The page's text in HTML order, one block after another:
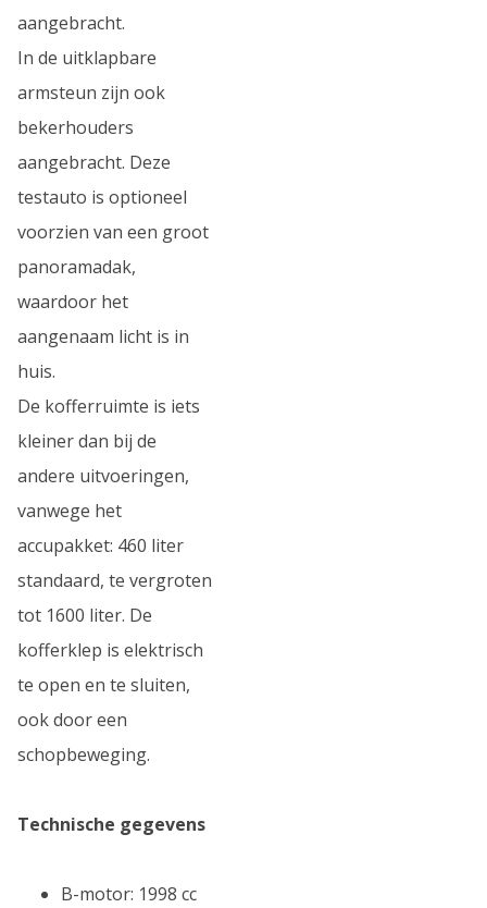
aangebracht.
In de uitklapbare
armsteun zijn ook
bekerhouders
aangebracht. Deze
testauto is optioneel
voorzien van een groot
panoramadak,
waardoor het
aangenaam licht is in
huis.
De kofferruimte is iets
kleiner dan bij de
andere uitvoeringen,
vanwege het
accupakket: 460 liter
standaard, te vergroten
tot 1600 liter. De
kofferklep is elektrisch
te open en te sluiten,
ook door een
schopbeweging.
Technische gegevens
B-motor: 1998 cc